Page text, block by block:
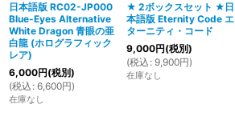
日本語版 RC02-JP000
Blue-Eyes Alternative
White Dragon 青眼の亜
白龍 (ホログラフィック
レア)
6,000円(税別)
(税込 : 6,600円)
在庫なし
★ 2ボックスセット ★日
本語版 Eternity Code エ
ターニティ・コード
9,000円(税別)
(税込 : 9,900円)
在庫なし